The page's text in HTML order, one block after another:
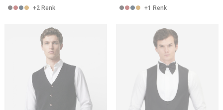
+2 Renk +1 Renk